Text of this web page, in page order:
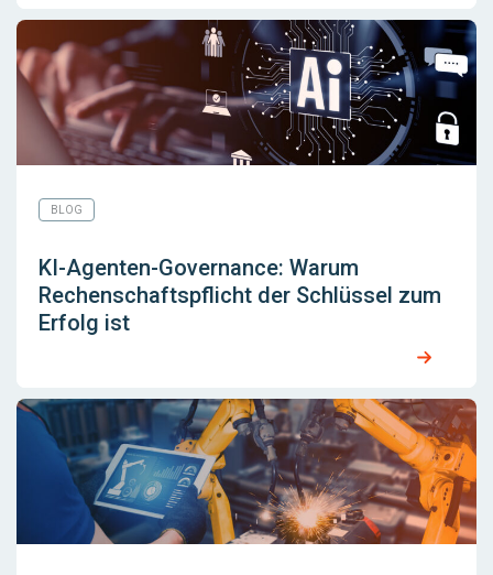
BLOG
KI-Agenten-Governance: Warum
Rechenschaftspflicht der Schlüssel zum
Erfolg ist